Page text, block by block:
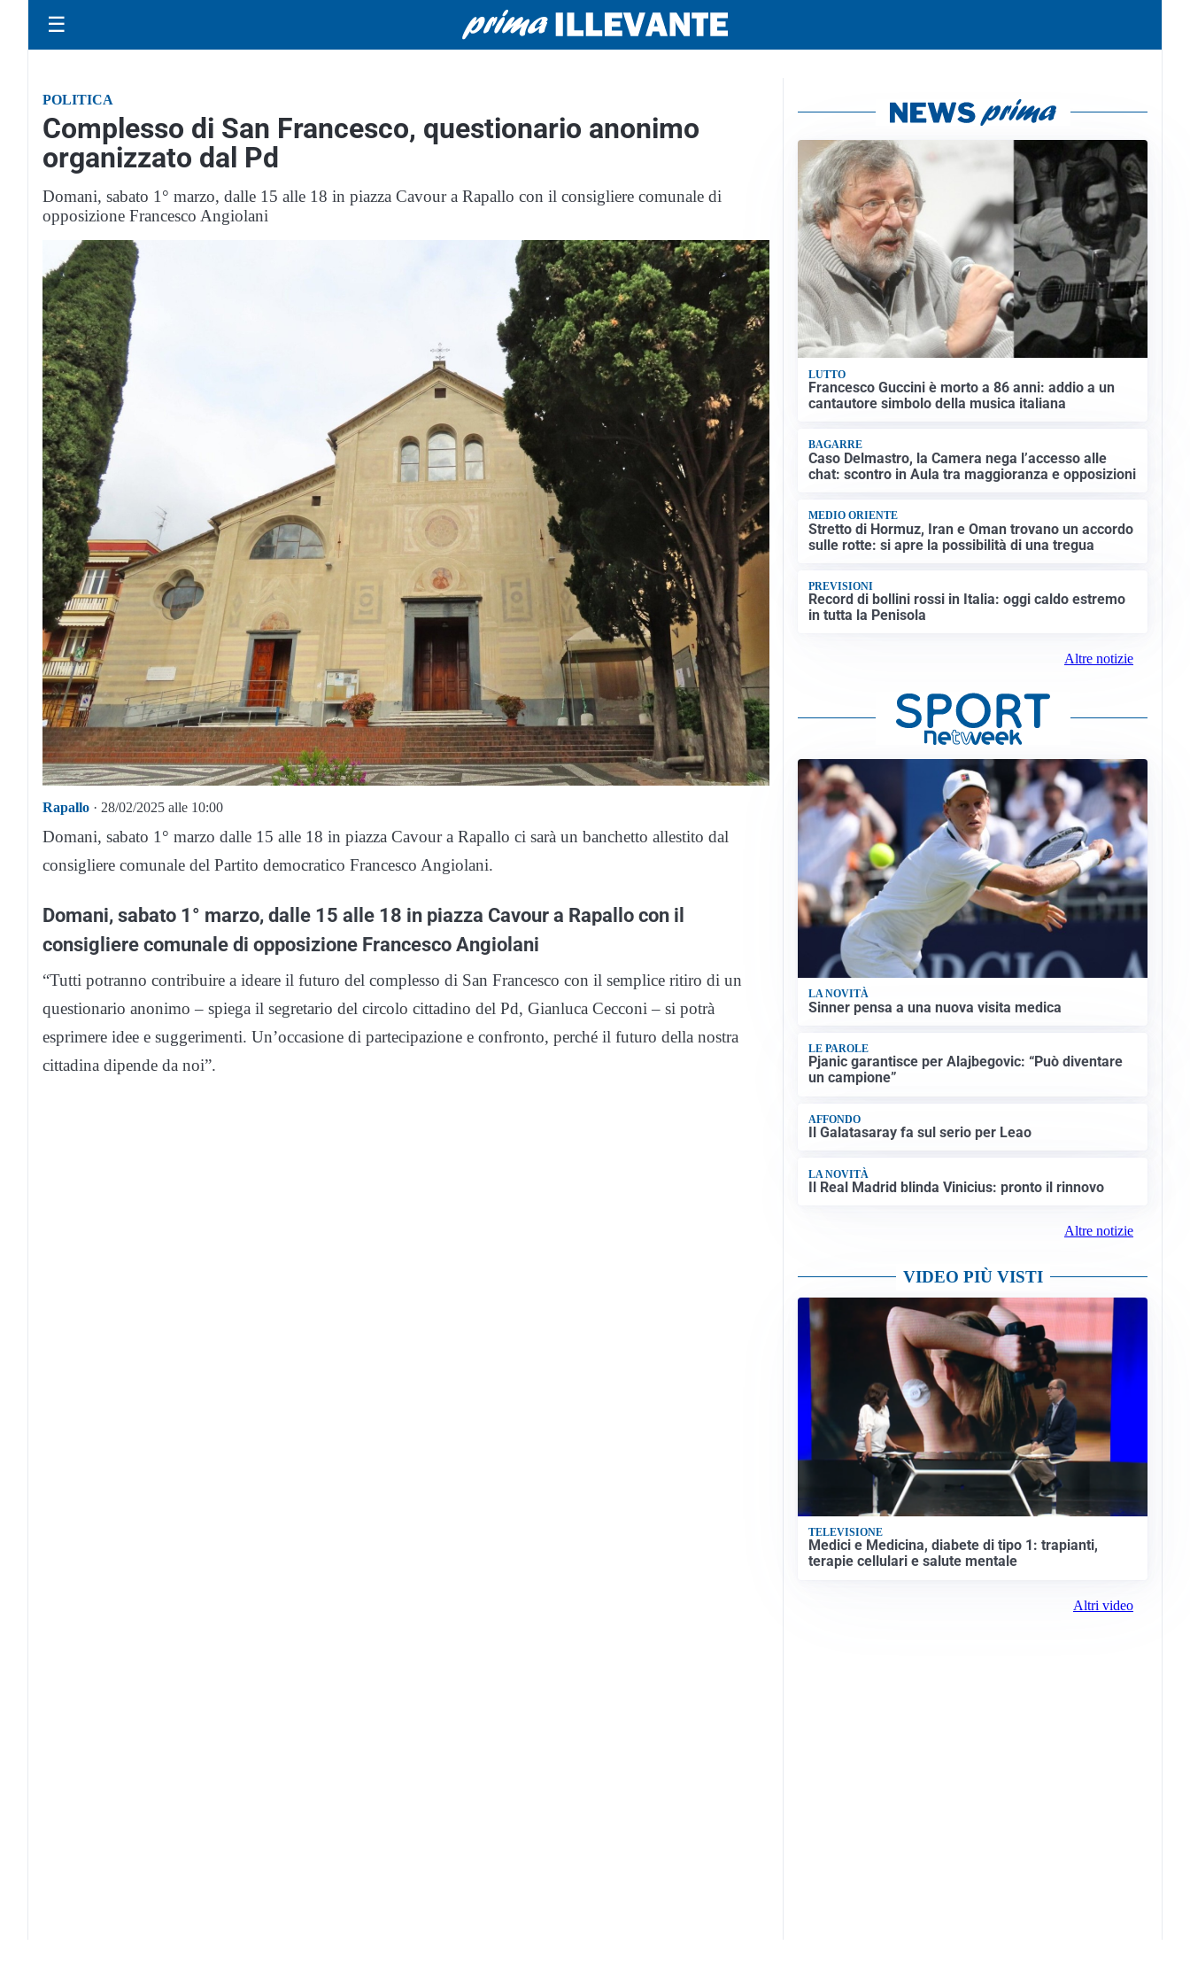
☰
POLITICA
Complesso di San Francesco, questionario anonimo
organizzato dal Pd
Domani, sabato 1° marzo, dalle 15 alle 18 in piazza Cavour a Rapallo con il consigliere comunale di
opposizione Francesco Angiolani
Rapallo · 28/02/2025 alle 10:00
Domani, sabato 1° marzo dalle 15 alle 18 in piazza Cavour a Rapallo ci sarà un banchetto allestito dal
consigliere comunale del Partito democratico Francesco Angiolani.
Domani, sabato 1° marzo, dalle 15 alle 18 in piazza Cavour a Rapallo con il
consigliere comunale di opposizione Francesco Angiolani
“Tutti potranno contribuire a ideare il futuro del complesso di San Francesco con il semplice ritiro di un
questionario anonimo – spiega il segretario del circolo cittadino del Pd, Gianluca Cecconi – si potrà
esprimere idee e suggerimenti. Un’occasione di partecipazione e confronto, perché il futuro della nostra
cittadina dipende da noi”.
LUTTO
Francesco Guccini è morto a 86 anni: addio a un
cantautore simbolo della musica italiana
BAGARRE
Caso Delmastro, la Camera nega l’accesso alle
chat: scontro in Aula tra maggioranza e opposizioni
MEDIO ORIENTE
Stretto di Hormuz, Iran e Oman trovano un accordo
sulle rotte: si apre la possibilità di una tregua
PREVISIONI
Record di bollini rossi in Italia: oggi caldo estremo
in tutta la Penisola
Altre notizie
LA NOVITÀ
Sinner pensa a una nuova visita medica
LE PAROLE
Pjanic garantisce per Alajbegovic: “Può diventare
un campione”
AFFONDO
Il Galatasaray fa sul serio per Leao
LA NOVITÀ
Il Real Madrid blinda Vinicius: pronto il rinnovo
Altre notizie
VIDEO PIÙ VISTI
TELEVISIONE
Medici e Medicina, diabete di tipo 1: trapianti,
terapie cellulari e salute mentale
Altri video